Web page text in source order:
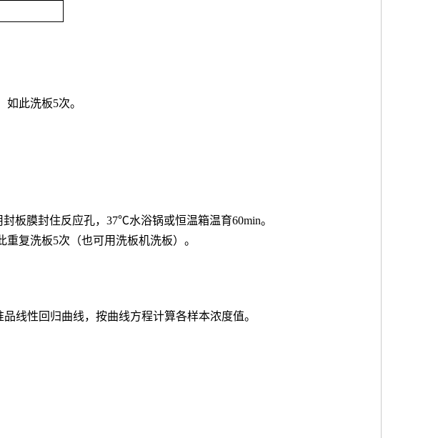
此洗板5次。
板膜封住反应孔，37℃水浴锅或恒温箱温育60min。
复洗板5次（也可用洗板机洗板）。
线性回归曲线，按曲线方程计算各样本浓度值。